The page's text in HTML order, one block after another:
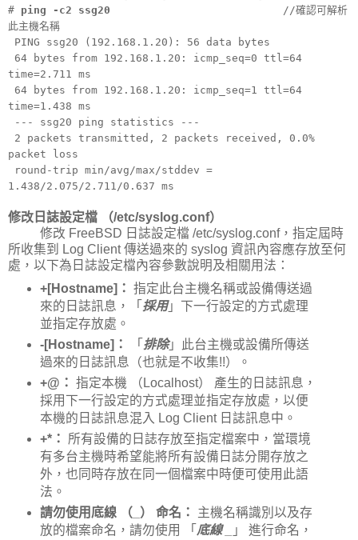
# ping -c2 ssg20 //確認可解析
此主機名稱
PING ssg20 (192.168.1.20): 56 data bytes
64 bytes from 192.168.1.20: icmp_seq=0 ttl=64
time=2.711 ms
64 bytes from 192.168.1.20: icmp_seq=1 ttl=64
time=1.438 ms
--- ssg20 ping statistics ---
2 packets transmitted, 2 packets received, 0.0%
packet loss
round-trip min/avg/max/stddev =
1.438/2.075/2.711/0.637 ms
修改日誌設定檔 （/etc/syslog.conf）
修改 FreeBSD 日誌設定檔 /etc/syslog.conf，指定屆時
所收集到 Log Client 傳送過來的 syslog 資訊內容應存放至何
處，以下為日誌設定檔內容參數說明及相關用法：
+[Hostname]： 指定此台主機名稱或設備傳送過
來的日誌訊息，「 採用」下一行設定的方式處理
並指定存放處。
-[Hostname]：
「 排除」此台主機或設備所傳送
過來的日誌訊息（也就是不收集!!）。
+@： 指定本機 （Localhost） 產生的日誌訊息，
採用下一行設定的方式處理並指定存放處，以便
本機的日誌訊息混入 Log Client 日誌訊息中。
+*：
所有設備的日誌存放至指定檔案中，當環境
有多台主機時希望能將所有設備日誌分開存放之
外，也同時存放在同一個檔案中時便可使用此語
法。
請勿使用底線 （_） 命名：
主機名稱識別以及存
放的檔案命名，請勿使用 「 底線 _
」 進行命名，